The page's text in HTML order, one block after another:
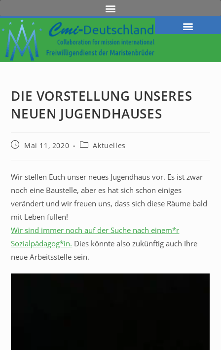
DIE VORSTELLUNG UNSERES
NEUEN JUGENDHAUSES
Mai 11, 2020 Aktuelles
Wir stellen Euch unser neues Jugendhaus vor. Es ist zwar
noch eine Baustelle, aber es hat sich schon einiges
verändert und wir freuen uns, dass sich diese Räume bald
mit Leben füllen!
Wir sind immer noch auf der Suche nach einem*r
Sozialpädagog*in. Dies könnte also zukünftig auch Ihre
neue Arbeitsstelle sein.